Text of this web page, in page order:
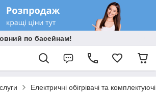
по басейнам!
Електричні обігрівачі та комплектуючі